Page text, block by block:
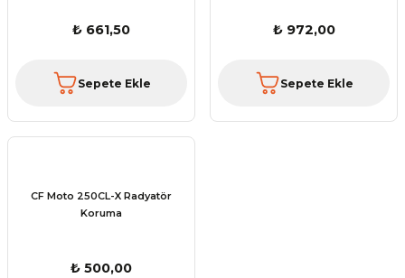
₺ 661,50
Sepete Ekle
₺ 972,00
Sepete Ekle
CF Moto 250CL-X Radyatör
Koruma
₺ 500,00